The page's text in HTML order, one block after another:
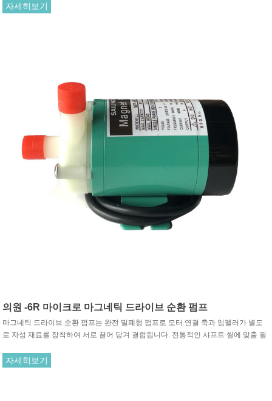
자세히보기
의원 -6R 마이크로 마그네틱 드라이브 순환 펌프
마그네틱 드라이브 순환 펌프는 완전 밀폐형 펌프로 모터 연결 축과 임펠러가 별도
로 자성 재료를 장착하여 서로 끌어 당겨 결합됩니다. 전통적인 샤프트 씰에 맞출 필
임펠러를 구동합니다.
자세히보기